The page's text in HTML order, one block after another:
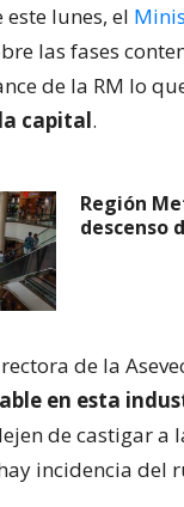
lunes, el
las fases
de la RM lo
capital.
Región
descenso
de la
en esta
de castigar a
incidencia del